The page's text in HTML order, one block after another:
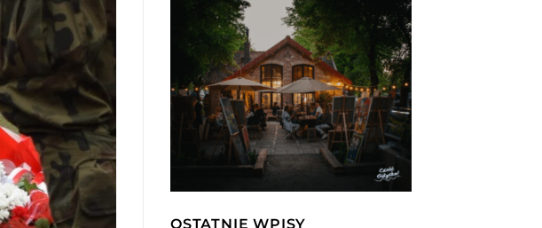
OSTATNIE WPISY